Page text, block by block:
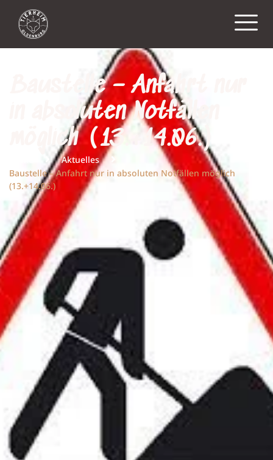
Baustelle – Anfahrt nur
in absoluten Notfällen
möglich (13.+14.06.)
Aktuelles
Baustelle – Anfahrt nur in absoluten Notfällen möglich
(13.+14.06.)